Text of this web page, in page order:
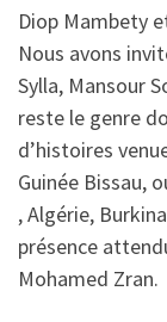
Diop Mambety
Nous avons
Sylla, Mansour
reste le genre
d’histoires
Guinée Bissau,
, Algérie,
présence
Mohamed Zran.